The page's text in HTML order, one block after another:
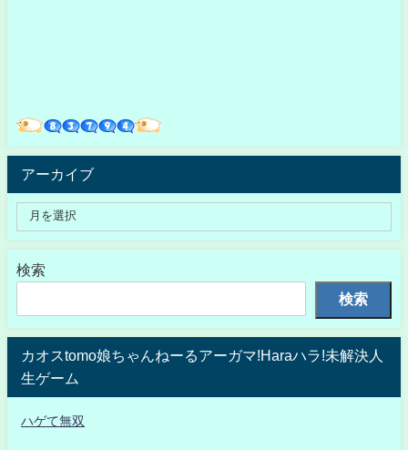
アーカイブ
検索
検索
カオスtomo娘ちゃんねーるアーガマ!Haraハラ!未解決人
生ゲーム
ハゲて無双